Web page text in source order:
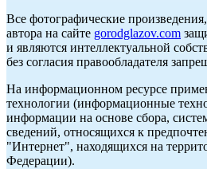
Все фотографические
автора на сайте gorodglazov.com
и являются интеллектуальной
без согласия правообладателя
На информационном ресурсе
технологии (информационные
информации на основе сбора,
сведений, относящихся к
"Интернет", находящихся на
Федерации).